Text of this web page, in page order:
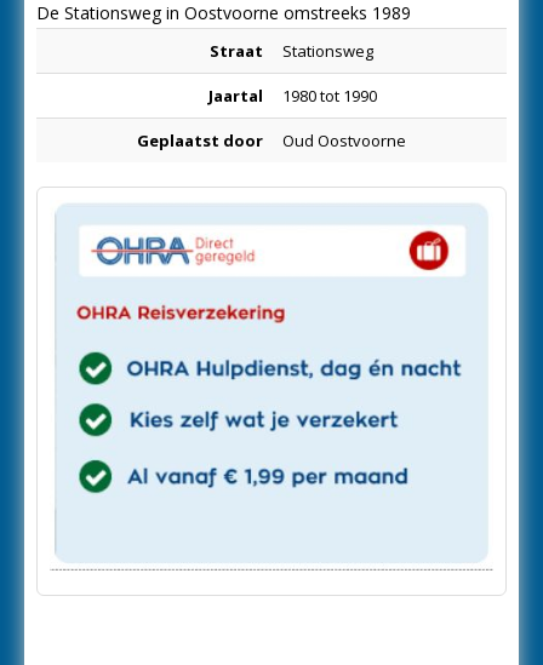
De Stationsweg in Oostvoorne omstreeks 1989
Straat Stationsweg
Jaartal 1980 tot 1990
Geplaatst door Oud Oostvoorne